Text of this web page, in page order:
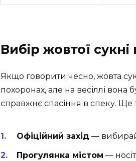
Вибір жовтої сукні
Якщо говорити чесно, жовта
похоронах, але на весіллі
справжнє спасіння в спеку.
Офіційний захід —
Прогулянка містом —